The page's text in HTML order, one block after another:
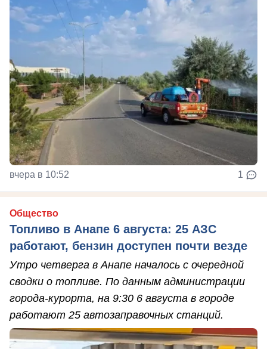
вчера в 10:52 1
Общество
Топливо в Анапе 6 августа: 25 АЗС
работают, бензин доступен почти везде
Утро четверга в Анапе началось с очередной
сводки о топливе. По данным администрации
города-курорта, на 9:30 6 августа в городе
работают 25 автозаправочных станций.